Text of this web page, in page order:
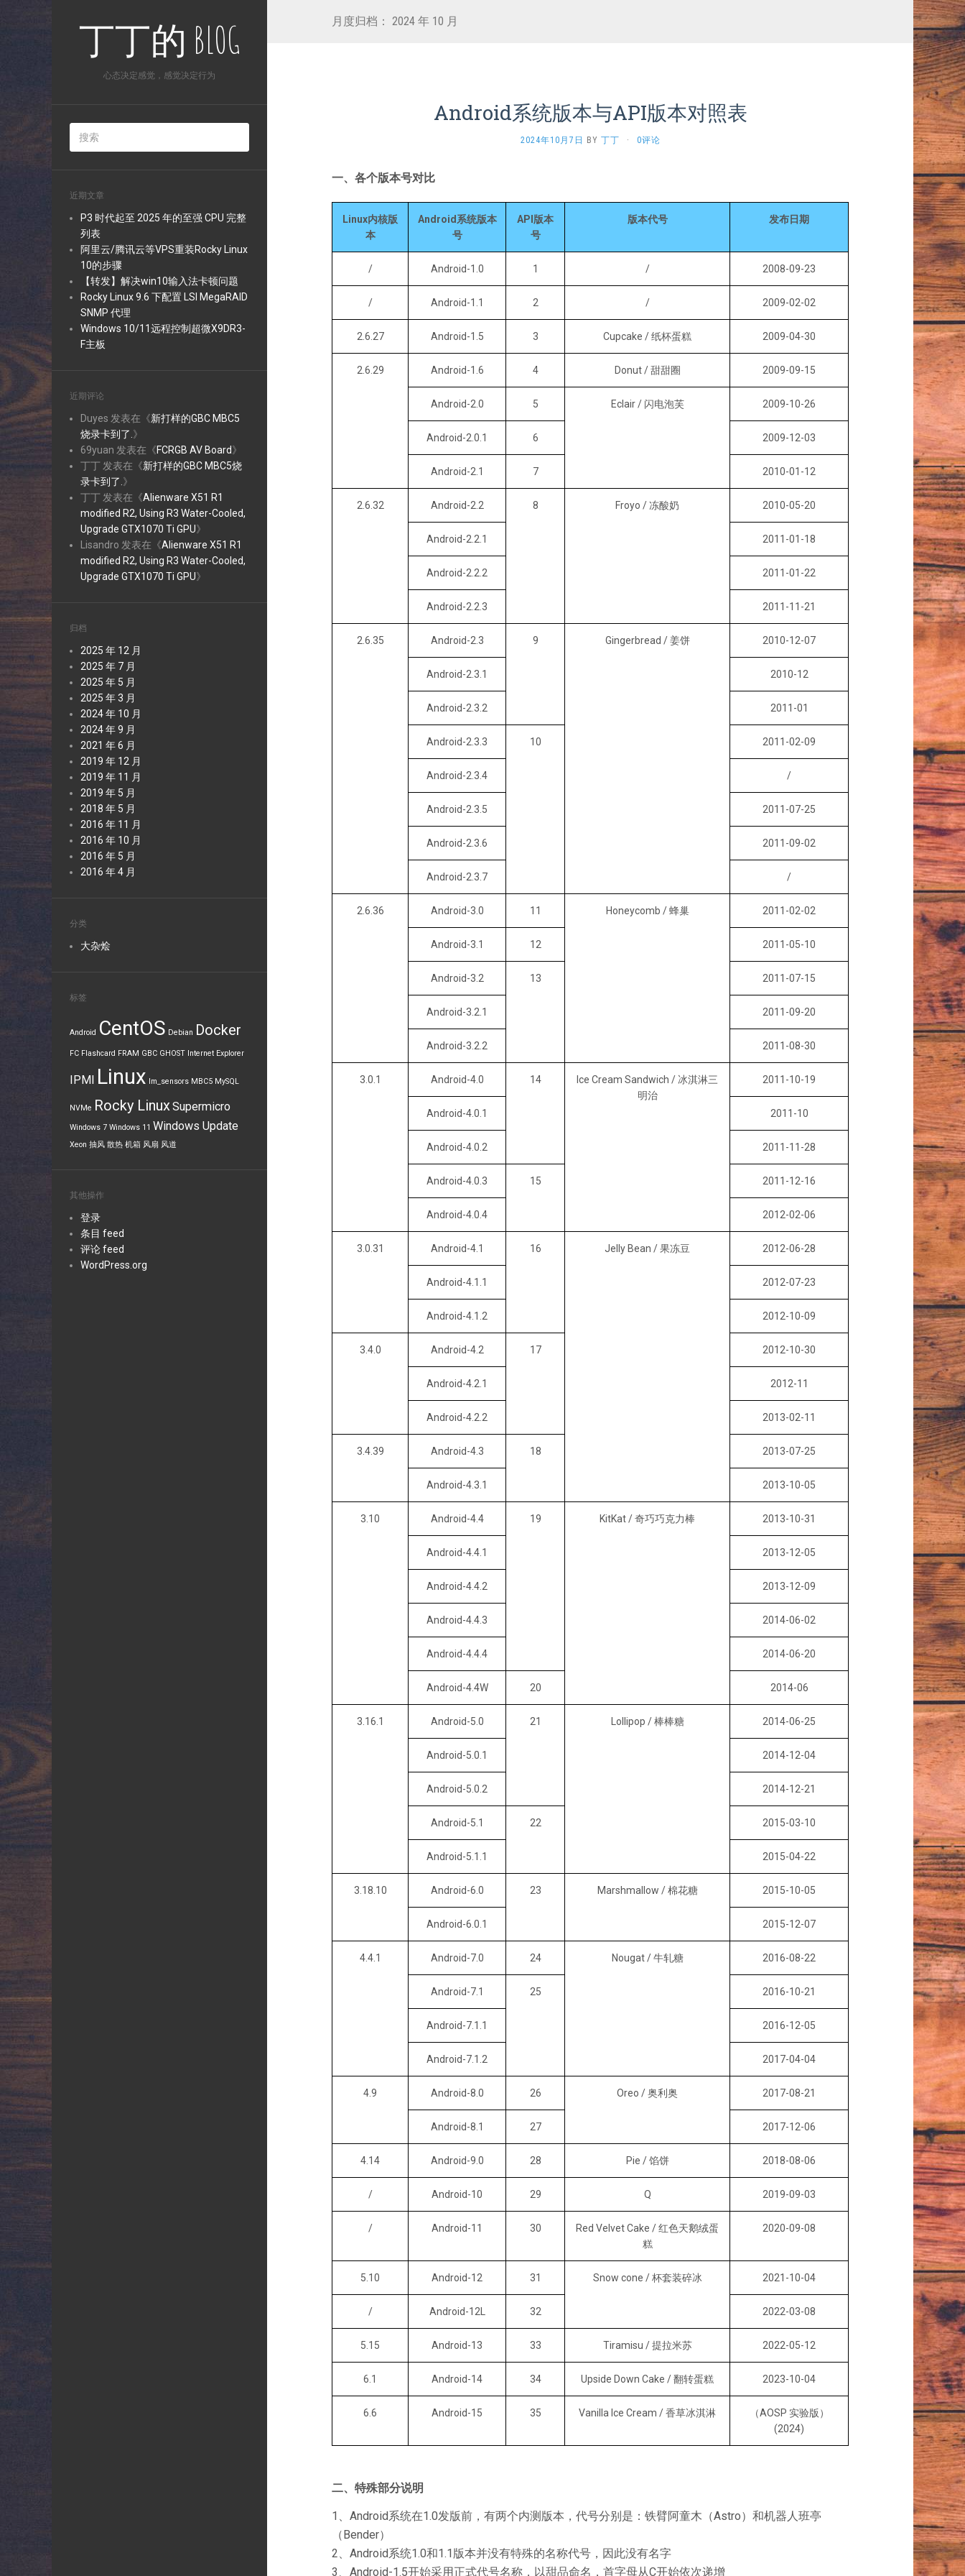
丁丁的 BLOG
心态决定感觉，感觉决定行为
近期文章
P3 时代起至 2025 年的至强 CPU 完整
列表
阿里云/腾讯云等VPS重装Rocky Linux
10的步骤
【转发】解决win10输入法卡顿问题
Rocky Linux 9.6 下配置 LSI MegaRAID
SNMP 代理
Windows 10/11远程控制超微X9DR3-
F主板
近期评论
Duyes 发表在《新打样的GBC MBC5
烧录卡到了. 》
69yuan 发表在《FCRGB AV Board》
丁丁 发表在《新打样的GBC MBC5烧
录卡到了. 》
丁丁 发表在《Alienware X51 R1
modified R2, Using R3 Water-Cooled,
Upgrade GTX1070 Ti GPU》
Lisandro 发表在《Alienware X51 R1
modified R2, Using R3 Water-Cooled,
Upgrade GTX1070 Ti GPU》
归档
2025 年 12 月
2025 年 7 月
2025 年 5 月
2025 年 3 月
2024 年 10 月
2024 年 9 月
2021 年 6 月
2019 年 12 月
2019 年 11 月
2019 年 5 月
2018 年 5 月
2016 年 11 月
2016 年 10 月
2016 年 5 月
2016 年 4 月
分类
大杂烩
标签
Android CentOS Debian Docker
FC Flashcard FRAM GBC GHOST Internet Explorer
IPMI Linux lm_sensors MBC5 MySQL
NVMe Rocky LinuxSupermicro
Windows 7 Windows 11 Windows Update
Xeon 抽风 散热 机箱 风扇 风道
其他操作
登录
条目 feed
评论 feed
WordPress.org
月度归档： 2024 年 10 月
Android系统版本与API版本对照表
2024年10月7日 BY 丁丁 · 0评论
一、各个版本号对比
Linux内核版
本
Android系统版本
号
API版本
号
版本代号 发布日期
/ Android-1.0 1 / 2008-09-23
/ Android-1.1 2 / 2009-02-02
2.6.27 Android-1.5 3 Cupcake / 纸杯蛋糕 2009-04-30
2.6.29 Android-1.6 4 Donut / 甜甜圈 2009-09-15
Android-2.0 5 Eclair / 闪电泡芙 2009-10-26
Android-2.0.1 6 2009-12-03
Android-2.1 7 2010-01-12
2.6.32 Android-2.2 8 Froyo / 冻酸奶 2010-05-20
Android-2.2.1 2011-01-18
Android-2.2.2 2011-01-22
Android-2.2.3 2011-11-21
2.6.35 Android-2.3 9 Gingerbread / 姜饼 2010-12-07
Android-2.3.1 2010-12
Android-2.3.2 2011-01
Android-2.3.3 10 2011-02-09
Android-2.3.4 /
Android-2.3.5 2011-07-25
Android-2.3.6 2011-09-02
Android-2.3.7 /
2.6.36 Android-3.0 11 Honeycomb / 蜂巢 2011-02-02
Android-3.1 12 2011-05-10
Android-3.2 13 2011-07-15
Android-3.2.1 2011-09-20
Android-3.2.2 2011-08-30
3.0.1 Android-4.0 14
Ice Cream Sandwich / 冰淇淋三
明治
2011-10-19
Android-4.0.1 2011-10
Android-4.0.2 2011-11-28
Android-4.0.3 15 2011-12-16
Android-4.0.4 2012-02-06
3.0.31 Android-4.1 16 Jelly Bean / 果冻豆 2012-06-28
Android-4.1.1 2012-07-23
Android-4.1.2 2012-10-09
3.4.0 Android-4.2 17 2012-10-30
Android-4.2.1 2012-11
Android-4.2.2 2013-02-11
3.4.39 Android-4.3 18 2013-07-25
Android-4.3.1 2013-10-05
3.10 Android-4.4 19 KitKat / 奇巧巧克力棒 2013-10-31
Android-4.4.1 2013-12-05
Android-4.4.2 2013-12-09
Android-4.4.3 2014-06-02
Android-4.4.4 2014-06-20
Android-4.4W 20 2014-06
3.16.1 Android-5.0 21 Lollipop / 棒棒糖 2014-06-25
Android-5.0.1 2014-12-04
Android-5.0.2 2014-12-21
Android-5.1 22 2015-03-10
Android-5.1.1 2015-04-22
3.18.10 Android-6.0 23 Marshmallow / 棉花糖 2015-10-05
Android-6.0.1 2015-12-07
4.4.1 Android-7.0 24 Nougat / 牛轧糖 2016-08-22
Android-7.1 25 2016-10-21
Android-7.1.1 2016-12-05
Android-7.1.2 2017-04-04
4.9 Android-8.0 26 Oreo / 奥利奥 2017-08-21
Android-8.1 27 2017-12-06
4.14 Android-9.0 28 Pie / 馅饼 2018-08-06
/ Android-10 29 Q 2019-09-03
/ Android-11 30
Red Velvet Cake / 红色天鹅绒蛋
糕
2020-09-08
5.10 Android-12 31 Snow cone / 杯套装碎冰 2021-10-04
/ Android-12L 32 2022-03-08
5.15 Android-13 33 Tiramisu / 提拉米苏 2022-05-12
6.1 Android-14 34 Upside Down Cake / 翻转蛋糕 2023-10-04
6.6 Android-15 35 Vanilla Ice Cream / 香草冰淇淋
（AOSP 实验版）
(2024)
二、特殊部分说明
1、Android系统在1.0发版前，有两个内测版本，代号分别是：铁臂阿童木（Astro）和机器人班亭
（Bender）
2、Android系统1.0和1.1版本并没有特殊的名称代号，因此没有名字
3、Android-1.5开始采用正式代号名称，以甜品命名，首字母从C开始依次递增